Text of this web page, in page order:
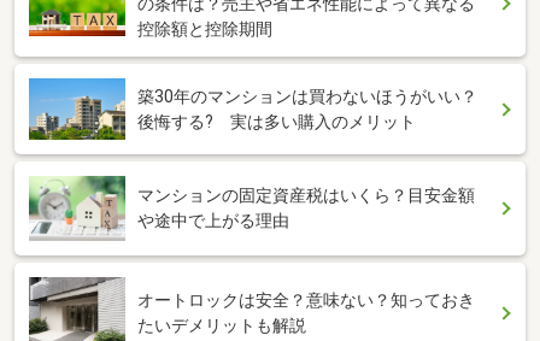
控除額と控除期間
築30年のマンションは買わないほうがいい？
後悔する? 実は多い購入のメリット
マンションの固定資産税はいくら？目安金額
や途中で上がる理由
オートロックは安全？意味ない？知っておき
たいデメリットも解説